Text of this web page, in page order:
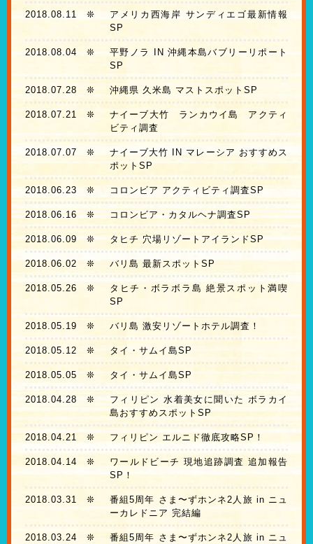
2018.08.11 ❊
アメリカ西海岸 サンディエゴ最新情報
SP
2018.08.04❊
平野ノラ IN 沖縄本島バブリーリポート
SP
2018.07.28 ❊ 沖縄県 久米島 マストスポットSP
2018.07.21 ❊
ナイーブ大竹 ランカウイ島 アクティ
ビティ調査
2018.07.07 ❊
ナイーブ大竹 IN マレーシア おすすめス
ポットSP
2018.06.23 ❊ コロンビア アクティビティ調査SP
2018.06.16❊ コロンビア・カタルヘナ調査SP
2018.06.09 ❊ タヒチ 穴場リゾートアイランドSP
2018.06.02 ❊ バリ島 最新スポットSP
2018.05.26 ❊
タヒチ・ボラボラ島 絶景スポット満喫
SP
2018.05.19 ❊ バリ島 激安リゾートホテル調査！
2018.05.12 ❊ タイ・サムイ島SP
2018.05.05 ❊ タイ・サムイ島SP
2018.04.28 ❊
フィリピン 水着美女に聞いた ボラカイ
島おすすめスポットSP
2018.04.21 ❊ フィリピン エルニド徹底攻略SP！
2018.04.14 ❊
ワールドビーチ 現地追跡調査 追加報告
SP！
2018.03.31 ❊
番組5周年 さま〜ずホンネ2人旅 in ニュ
ーカレドニア 完結編
2018.03.24 ❊
番組5周年 さま〜ずホンネ2人旅 in ニュ